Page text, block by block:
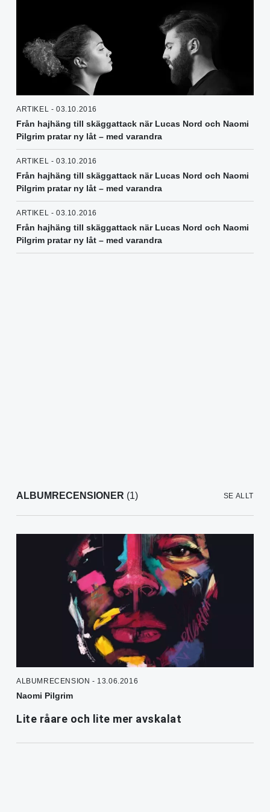
ARTIKEL - 03.10.2016
Från hajhäng till skäggattack när Lucas Nord och Naomi
Pilgrim pratar ny låt – med varandra
ARTIKEL - 03.10.2016
Från hajhäng till skäggattack när Lucas Nord och Naomi
Pilgrim pratar ny låt – med varandra
ARTIKEL - 03.10.2016
Från hajhäng till skäggattack när Lucas Nord och Naomi
Pilgrim pratar ny låt – med varandra
ALBUMRECENSIONER (1) SE ALLT
ALBUMRECENSION - 13.06.2016
Naomi Pilgrim
Lite råare och lite mer avskalat